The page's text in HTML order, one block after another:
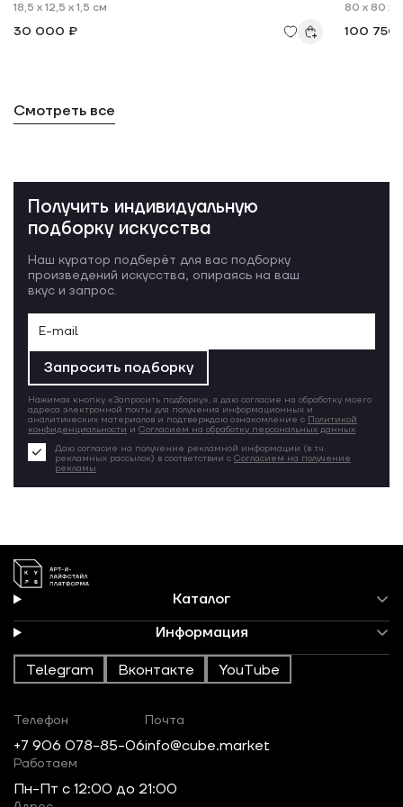
18,5 x 12,5 x 1,5 см
30 000 ₽
80 x 80 x
100 750
Смотреть все
Получить индивидуальную
подборку искусства
Наш куратор подберёт для вас подборку
произведений искусства, опираясь на ваш
вкус и запрос.
Запросить подборку
Нажимая кнопку «Запросить подборку», я даю согласие на обработку моего
адреса электронной почты для получения информационных и
аналитических материалов и подтверждаю ознакомление с Политикой
конфиденциальности и Согласием на обработку персональных данных.
Даю согласие на получение рекламной информации (в т.ч.
рекламных рассылок) в соответствии с Согласием на получение
рекламы
Каталог
Информация
Telegram Вконтакте YouTube
Телефон
+7 906 078-85-06
Почта
info@cube.market
Работаем
Пн-Пт c 12:00 до 21:00